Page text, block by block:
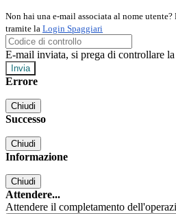
Non hai una e-mail associata al nome
tramite la Login Spaggiari
E-mail inviata, si prega di controllare
Errore
Chiudi
Successo
Chiudi
Informazione
Chiudi
Attendere...
Attendere il completamento